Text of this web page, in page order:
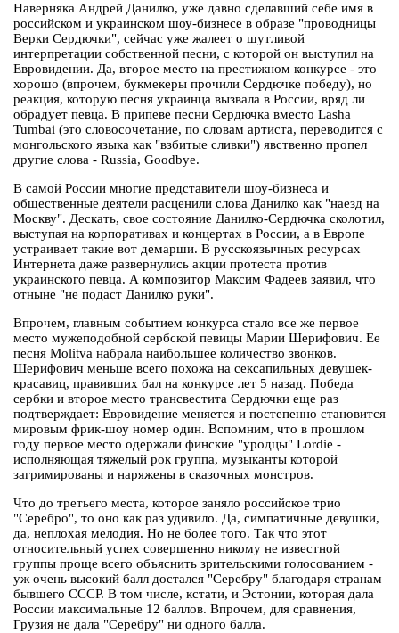
Наверняка Андрей Данилко, уже давно сделавший себе имя в
российском и украинском шоу-бизнесе в образе "проводницы
Верки Сердючки", сейчас уже жалеет о шутливой
интерпретации собственной песни, с которой он выступил на
Евровидении. Да, второе место на престижном конкурсе - это
хорошо (впрочем, букмекеры прочили Сердючке победу), но
реакция, которую песня украинца вызвала в России, вряд ли
обрадует певца. В припеве песни Сердючка вместо Lasha
Tumbai (это словосочетание, по словам артиста, переводится с
монгольского языка как "взбитые сливки") явственно пропел
другие слова - Russia, Goodbye.
В самой России многие представители шоу-бизнеса и
общественные деятели расценили слова Данилко как "наезд на
Москву". Дескать, свое состояние Данилко-Сердючка сколотил,
выступая на корпоративах и концертах в России, а в Европе
устраивает такие вот демарши. В русскоязычных ресурсах
Интернета даже развернулись акции протеста против
украинского певца. А композитор Максим Фадеев заявил, что
отныне "не подаст Данилко руки".
Впрочем, главным событием конкурса стало все же первое
место мужеподобной сербской певицы Марии Шерифович. Ее
песня Molitva набрала наибольшее количество звонков.
Шерифович меньше всего похожа на сексапильных девушек-
красавиц, правивших бал на конкурсе лет 5 назад. Победа
сербки и второе место трансвестита Сердючки еще раз
подтверждает: Евровидение меняется и постепенно становится
мировым фрик-шоу номер один. Вспомним, что в прошлом
году первое место одержали финские "уродцы" Lordie -
исполняющая тяжелый рок группа, музыканты которой
загримированы и наряжены в сказочных монстров.
Что до третьего места, которое заняло российское трио
"Серебро", то оно как раз удивило. Да, симпатичные девушки,
да, неплохая мелодия. Но не более того. Так что этот
относительный успех совершенно никому не известной
группы проще всего объяснить зрительскими голосованием -
уж очень высокий балл достался "Серебру" благодаря странам
бывшего СССР. В том числе, кстати, и Эстонии, которая дала
России максимальные 12 баллов. Впрочем, для сравнения,
Грузия не дала "Серебру" ни одного балла.